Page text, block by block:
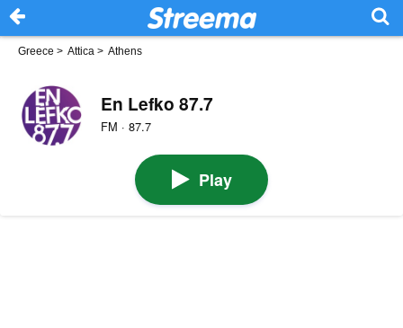
Greece > Attica > Athens
En Lefko 87.7
FM · 87.7
Play